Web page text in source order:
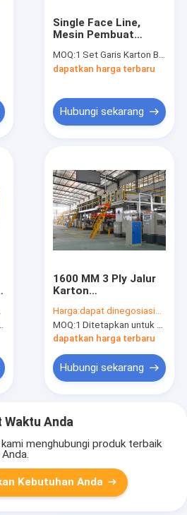
Single Face Line,
Mesin Pembuat
Bergelombang Lebar
1400mm Untuk
MOQ:1 Set Garis Karton Bergelombang
dapatkan harga terbaru
Hubungi sekarang
1600 MM 3 Ply Jalur
Karton
Proudction Untuk
Lembar Karton
Harga:dapat dinegosiasikan
MOQ:1 Ditetapkan untuk Saluran Karton Bergelombang
dapatkan harga terbaru
Hubungi sekarang
Waktu Anda
kami menghubungi produk terbaik
Kebutuhan Anda